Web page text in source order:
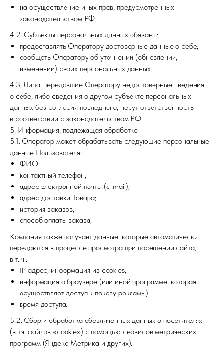
на осуществление иных прав, предусмотренных
законодательством РФ.
4.2. Субъекты персональных данных обязаны:
предоставлять Оператору достоверные данные о себе;
сообщать Оператору об уточнении (обновлении,
изменении) своих персональных данных.
4.3. Лица, передавшие Оператору недостоверные сведения
о себе, либо сведения о другом субъекте персональных
данных без согласия последнего, несут ответственность
в соответствии с законодательством РФ.
5. Информация, подлежащая обработке
5.1. Оператор может обрабатывать следующие персональные
данные Пользователя:
ФИО;
контактный телефон;
адрес электронной почты (e-mail);
адрес доставки Товара;
история заказов;
способ оплаты заказа;
Компания также получает данные, которые автоматически
передаются в процессе просмотра при посещении сайта,
в т. ч.:
IP адрес; информация из cookies;
информация о браузере (или иной программе, которая
осуществляет доступ к показу рекламы)
время доступа.
5.2. Сбор и обработка обезличенных данных о посетителях
(в т.ч. файлов «cookie») с помощью сервисов метрических
программ (Яндекс Метрика и других).